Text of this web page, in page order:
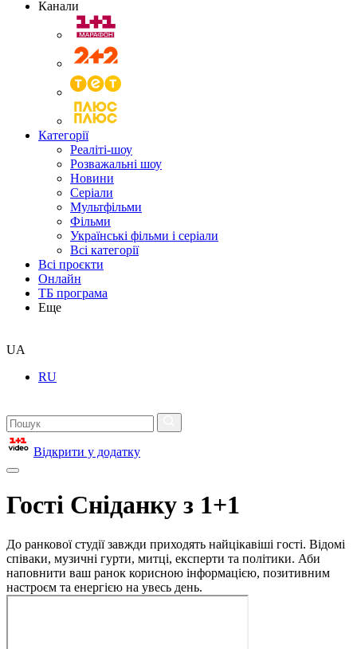
Канали
Категорії
Реаліті-шоу
Розважальні шоу
Новини
Серіали
Мультфільми
Фільми
Українські фільми і серіали
Всі категорії
Всі проєкти
Онлайн
ТБ програма
Еще
UA
RU
Відкрити у додатку
Гості Сніданку з 1+1
До ранкової студії завжди приходять найцікавіші гості. Відомі
співаки, музичні гурти, митці, експерти та політики. Аби
наповнити ваш ранок корисною інформацією, позитивним
настроєм та енергією на увесь день.